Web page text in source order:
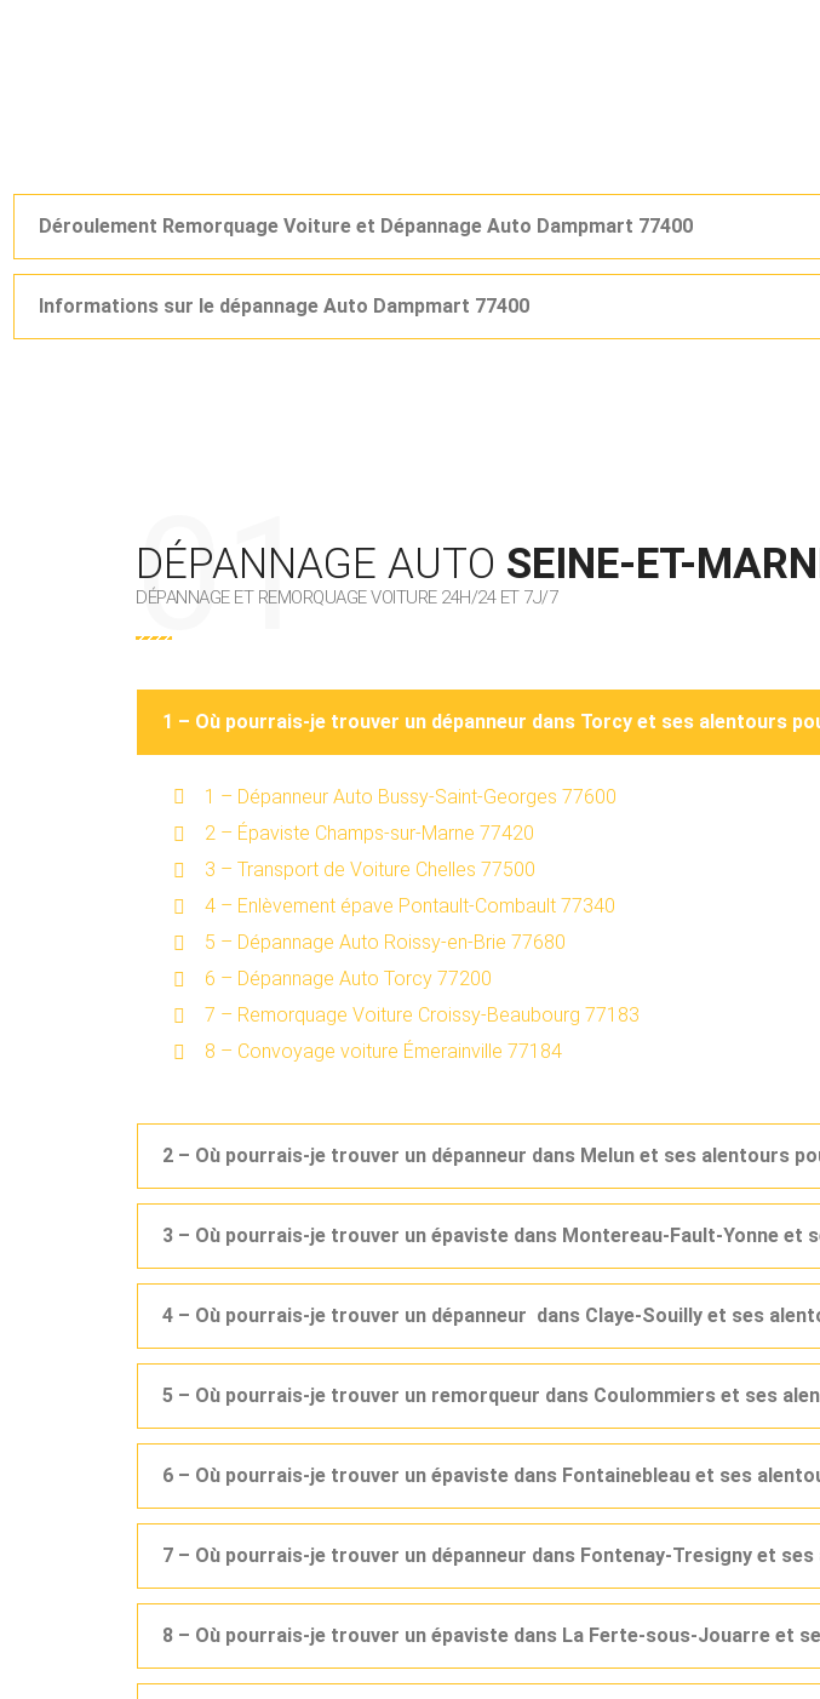
Déroulement Remorquage Voiture et Dépannage Auto Dampmart 77400
Informations sur le dépannage Auto Dampmart 77400
DÉPANNAGE AUTO SEINE-ET-
DÉPANNAGE ET REMORQUAGE VOITURE 24H/24 ET 7J/7
1 – Où pourrais-je trouver un dépanneur dans Torcy et ses alentours
1 – Dépanneur Auto Bussy-Saint-Georges 77600
2 – Épaviste Champs-sur-Marne 77420
3 – Transport de Voiture Chelles 77500
4 – Enlèvement épave Pontault-Combault 77340
5 – Dépannage Auto Roissy-en-Brie 77680
6 – Dépannage Auto Torcy 77200
7 – Remorquage Voiture Croissy-Beaubourg 77183
8 – Convoyage voiture Émerainville 77184
2 – Où pourrais-je trouver un dépanneur dans Melun et ses alentours
3 – Où pourrais-je trouver un épaviste dans Montereau-Fault-Yonne et
4 – Où pourrais-je trouver un dépanneur dans Claye-Souilly et ses
5 – Où pourrais-je trouver un remorqueur dans Coulommiers et ses
6 – Où pourrais-je trouver un épaviste dans Fontainebleau et ses
7 – Où pourrais-je trouver un dépanneur dans Fontenay-Tresigny et
8 – Où pourrais-je trouver un épaviste dans La Ferte-sous-Jouarre et